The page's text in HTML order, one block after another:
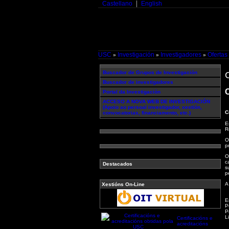
Castellano English
USC » Investigación » Investigadores »
Buscador de Grupos de Investigación
Buscador de investigadores
Portal da Investigación
ACCESO A NOVA WEB DE INVESTIGACIÓN
(Apoio ao persoal investigador, xestión,
convocatorias, financiamento, etc.)
Destacados
Xestións On-Line
Certificacións e
acreditacións